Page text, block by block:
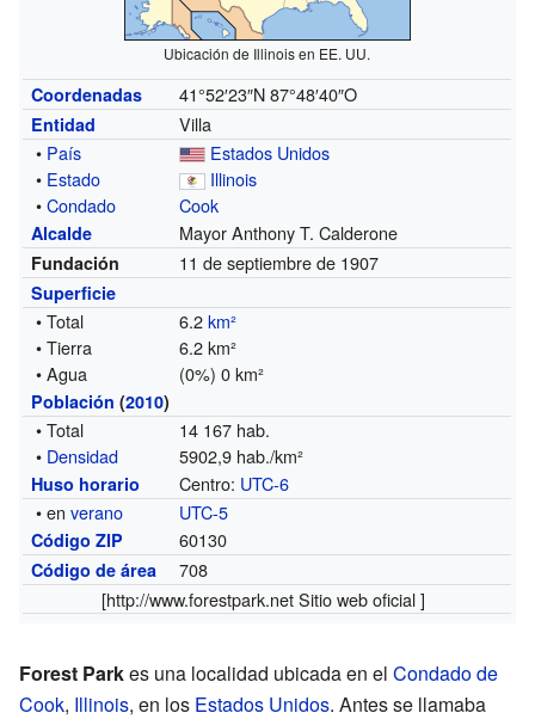
Ubicación de Illinois en EE. UU.
Coordenadas 41°52′23″N 87°48′40″O
Entidad
Villa
• País
Estados Unidos
• Estado
Illinois
•Condado Cook
Alcalde Mayor Anthony T. Calderone
Fundación 11 de septiembre de 1907
Superficie
• Total 6.2km²
• Tierra
6.2 km²
• Agua
(0%) 0 km²
Población (2010)
• Total
14 167 hab.
• Densidad 5902,9 hab./km²
Huso horario Centro: UTC-6
• enverano UTC-5
Código ZIP 60130
Código de área
708
[http://www.forestpark.netSitio web oficial ]
Forest Parkes una localidad ubicada en el Condado de
Cook, Illinois, en los Estados Unidos. Antes se llamaba